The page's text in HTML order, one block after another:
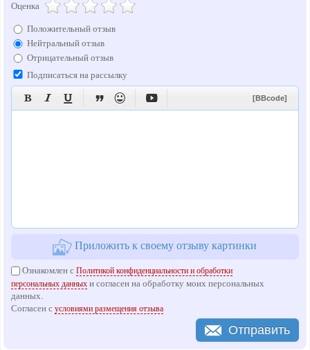
Оценка
Положительный отзыв
Нейтральный отзыв
Отрицательный отзыв
Подписаться на рассылку
      [BBcode]
Приложить к своему отзыву картинки
Ознакомлен сПолитикой конфиденциальности и обработки
персональных данных и согласен на обработку моих персональных
данных.
Согласен сусловиями размещения отзыва
Отправить